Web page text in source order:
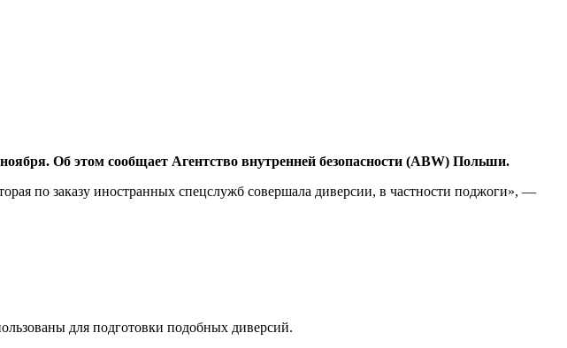
Об этом сообщает Агентство внутренней безопасности (ABW) Польши.
по заказу иностранных спецслужб совершала диверсии, в частности поджоги», —
для подготовки подобных диверсий.